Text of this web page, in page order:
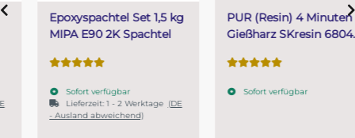
Epoxyspachtel Set 1,5 kg
MIPA E90 2K Spachtel
Sofort verfügbar
Lieferzeit:1 - 2 Werktage(DE
- Ausland abweichend)
PUR (Resin) 4 Minuten
Gießharz SKresin 6804
Sofort verfügbar